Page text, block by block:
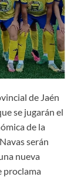
de Jaén
se jugarán el
de la
serán
nueva
proclama